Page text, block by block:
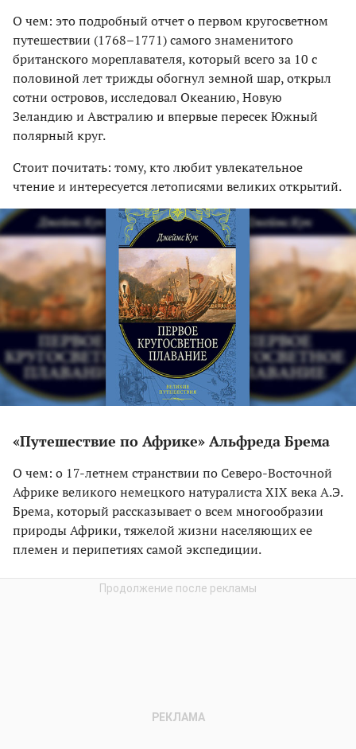
О чем: это подробный отчет о первом кругосветном
путешествии (1768–1771) самого знаменитого
британского мореплавателя, который всего за 10 с
половиной лет трижды обогнул земной шар, открыл
сотни островов, исследовал Океанию, Новую
Зеландию и Австралию и впервые пересек Южный
полярный круг.
Стоит почитать: тому, кто любит увлекательное
чтение и интересуется летописями великих открытий.
«Путешествие по Африке» Альфреда Брема
О чем: о 17-летнем странствии по Северо-Восточной
Африке великого немецкого натуралиста XIX века А.Э.
Брема, который рассказывает о всем многообразии
природы Африки, тяжелой жизни населяющих ее
племен и перипетиях самой экспедиции.